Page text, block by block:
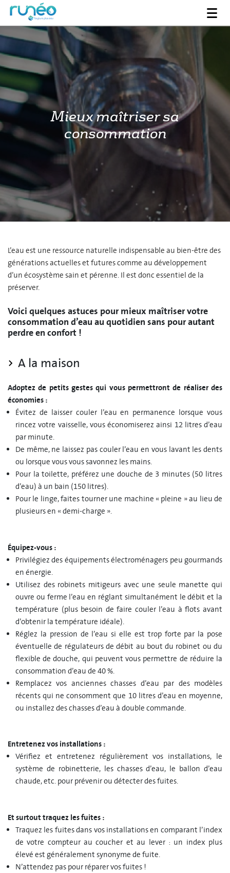
Mieux maîtriser sa
consommation
L’eau est une ressource naturelle indispensable au bien-être des
générations actuelles et futures comme au développement
d’un écosystème sain et pérenne. Il est donc essentiel de la
préserver.
Voici quelques astuces pour mieux maîtriser votre
consommation d’eau au quotidien sans pour autant
perdre en confort !
A la maison
Adoptez de petits gestes qui vous permettront de réaliser des
économies :
Évitez de laisser couler l’eau en permanence lorsque vous
rincez votre vaisselle, vous économiserez ainsi 12 litres d’eau
par minute.
De même, ne laissez pas couler l’eau en vous lavant les dents
ou lorsque vous vous savonnez les mains.
Pour la toilette, préférez une douche de 3 minutes (50 litres
d’eau) à un bain (150 litres).
Pour le linge, faites tourner une machine « pleine » au lieu de
plusieurs en « demi-charge ».
Équipez-vous :
Privilégiez des équipements électroménagers peu gourmands
en énergie.
Utilisez des robinets mitigeurs avec une seule manette qui
ouvre ou ferme l’eau en réglant simultanément le débit et la
température (plus besoin de faire couler l’eau à flots avant
d’obtenir la température idéale).
Réglez la pression de l’eau si elle est trop forte par la pose
éventuelle de régulateurs de débit au bout du robinet ou du
flexible de douche, qui peuvent vous permettre de réduire la
consommation d’eau de 40 %.
Remplacez vos anciennes chasses d’eau par des modèles
récents qui ne consomment que 10 litres d’eau en moyenne,
ou installez des chasses d’eau à double commande.
Entretenez vos installations :
Vérifiez et entretenez régulièrement vos installations, le
système de robinetterie, les chasses d’eau, le ballon d’eau
chaude, etc. pour prévenir ou détecter des fuites.
Et surtout traquez les fuites :
Traquez les fuites dans vos installations en comparant l’index
de votre compteur au coucher et au lever : un index plus
élevé est généralement synonyme de fuite.
N’attendez pas pour réparer vos fuites !